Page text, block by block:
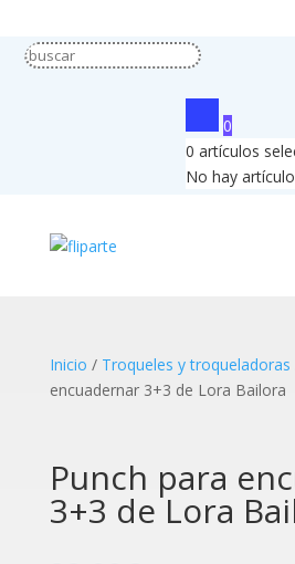
0
0 artículos
No hay
Inicio / Troqueles y troqueladoras
encuadernar 3+3 de Lora Bailora
Punch para
3+3 de Lora